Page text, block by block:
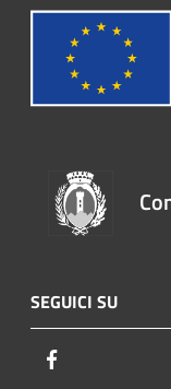
SEGUICI SU